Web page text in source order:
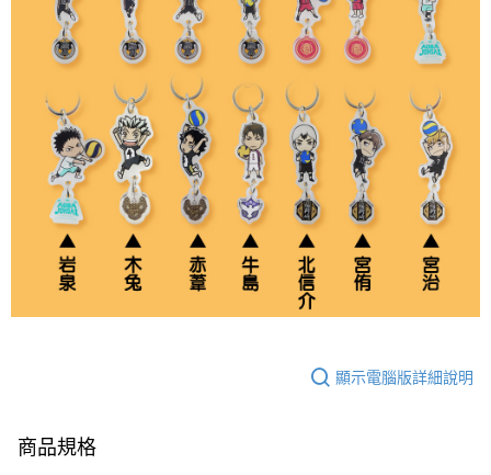
顯示電腦版詳細說明
商品規格